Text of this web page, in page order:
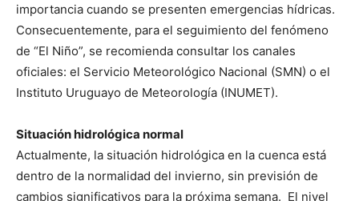
importancia cuando se presenten emergencias hídricas.
Consecuentemente, para el seguimiento del fenómeno
de “El Niño”, se recomienda consultar los canales
oficiales: el Servicio Meteorológico Nacional (SMN) o el
Instituto Uruguayo de Meteorología (INUMET).
Situación hidrológica normal
Actualmente, la situación hidrológica en la cuenca está
dentro de la normalidad del invierno, sin previsión de
cambios significativos para la próxima semana. El nivel